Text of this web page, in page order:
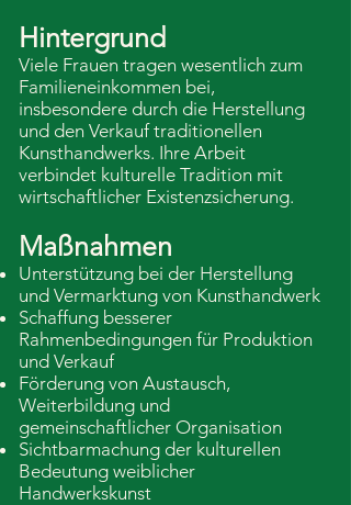
Hintergrund
Viele Frauen tragen wesentlich zum
Familieneinkommen bei,
insbesondere durch die Herstellung
und den Verkauf traditionellen
Kunsthandwerks. Ihre Arbeit
verbindet kulturelle Tradition mit
wirtschaftlicher Existenzsicherung.
Maßnahmen
Unterstützung bei der Herstellung
und Vermarktung von Kunsthandwerk
Schaffung besserer
Rahmenbedingungen für Produktion
und Verkauf
Förderung von Austausch,
Weiterbildung und
gemeinschaftlicher Organisation
Sichtbarmachung der kulturellen
Bedeutung weiblicher
Handwerkskunst